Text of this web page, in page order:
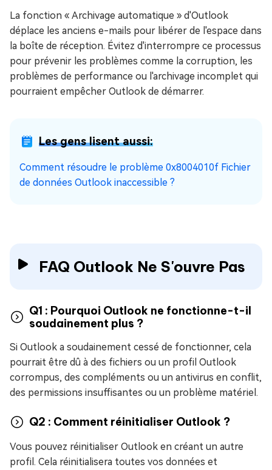
La fonction « Archivage automatique » d'Outlook
déplace les anciens e-mails pour libérer de l'espace dans
la boîte de réception. Évitez d'interrompre ce processus
pour prévenir les problèmes comme la corruption, les
problèmes de performance ou l'archivage incomplet qui
pourraient empêcher Outlook de démarrer.
Les gens lisent aussi:
Comment résoudre le problème 0x8004010f Fichier
de données Outlook inaccessible ?
FAQ Outlook Ne S'ouvre Pas
Q1 : Pourquoi Outlook ne fonctionne-t-il
soudainement plus ?
Si Outlook a soudainement cessé de fonctionner, cela
pourrait être dû à des fichiers ou un profil Outlook
corrompus, des compléments ou un antivirus en conflit,
des permissions insuffisantes ou un problème matériel.
Q2 : Comment réinitialiser Outlook ?
Vous pouvez réinitialiser Outlook en créant un autre
profil. Cela réinitialisera toutes vos données et